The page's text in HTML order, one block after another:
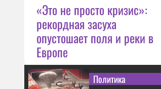
«Это не просто кризис»:
рекордная засуха
опустошает поля и реки в
Европе
Политика